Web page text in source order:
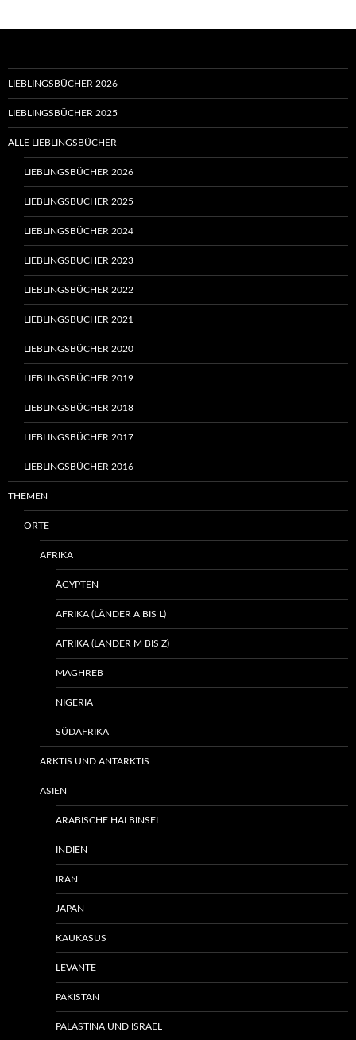
LIEBLINGSBÜCHER 2026
LIEBLINGSBÜCHER 2025
ALLE LIEBLINGSBÜCHER
LIEBLINGSBÜCHER 2026
LIEBLINGSBÜCHER 2025
LIEBLINGSBÜCHER 2024
LIEBLINGSBÜCHER 2023
LIEBLINGSBÜCHER 2022
LIEBLINGSBÜCHER 2021
LIEBLINGSBÜCHER 2020
LIEBLINGSBÜCHER 2019
LIEBLINGSBÜCHER 2018
LIEBLINGSBÜCHER 2017
LIEBLINGSBÜCHER 2016
THEMEN
ORTE
AFRIKA
ÄGYPTEN
AFRIKA (LÄNDER A BIS L)
AFRIKA (LÄNDER M BIS Z)
MAGHREB
NIGERIA
SÜDAFRIKA
ARKTIS UND ANTARKTIS
ASIEN
ARABISCHE HALBINSEL
INDIEN
IRAN
JAPAN
KAUKASUS
LEVANTE
PAKISTAN
PALÄSTINA UND ISRAEL